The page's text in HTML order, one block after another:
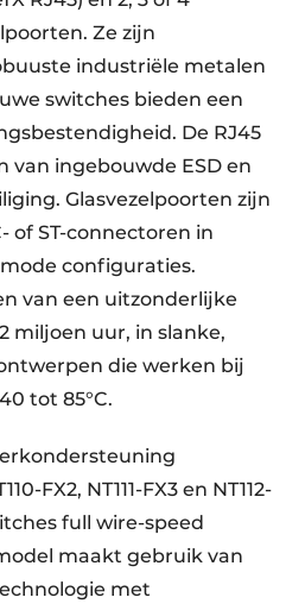
Ze zijn
industriële metalen
switches bieden een
De RJ45
van ingebouwde ESD en
Glasvezelpoorten zijn
of ST-connectoren in
configuraties.
van een uitzonderlijke
miljoen uur, in slanke,
die werken bij
tot 85°C.
FX2, NT111-FX3 en NT112-
full wire-speed
maakt gebruik van
met